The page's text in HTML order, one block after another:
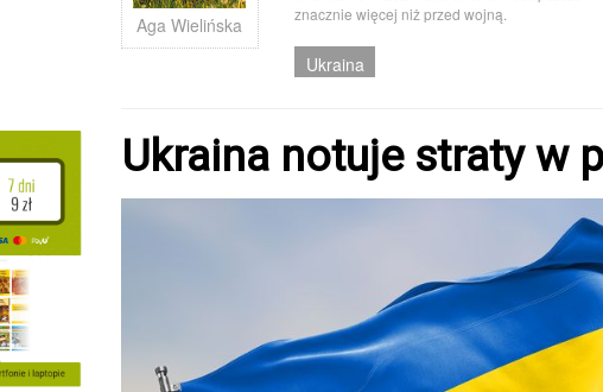
Aga Wielińska
znacznie więcej niż przed wojną.
Ukraina
Ukraina notuje straty w